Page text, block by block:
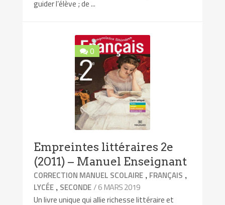
guider l’élève ; de ...
0
Empreintes littéraires 2e
(2011) – Manuel Enseignant
CORRECTION MANUEL SCOLAIRE , FRANÇAIS ,
LYCÉE , SECONDE/ 6 MARS 2019
Un livre unique qui allie richesse littéraire et